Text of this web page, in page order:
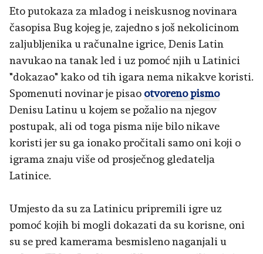
Eto putokaza za mladog i neiskusnog novinara
časopisa Bug kojeg je, zajedno s još nekolicinom
zaljubljenika u računalne igrice, Denis Latin
navukao na tanak led i uz pomoć njih u Latinici
"dokazao" kako od tih igara nema nikakve koristi.
Spomenuti novinar je pisao otvoreno pismo
Denisu Latinu u kojem se požalio na njegov
postupak, ali od toga pisma nije bilo nikave
koristi jer su ga ionako pročitali samo oni koji o
igrama znaju više od prosječnog gledatelja
Latinice.
Umjesto da su za Latinicu pripremili igre uz
pomoć kojih bi mogli dokazati da su korisne, oni
su se pred kamerama besmisleno naganjali u